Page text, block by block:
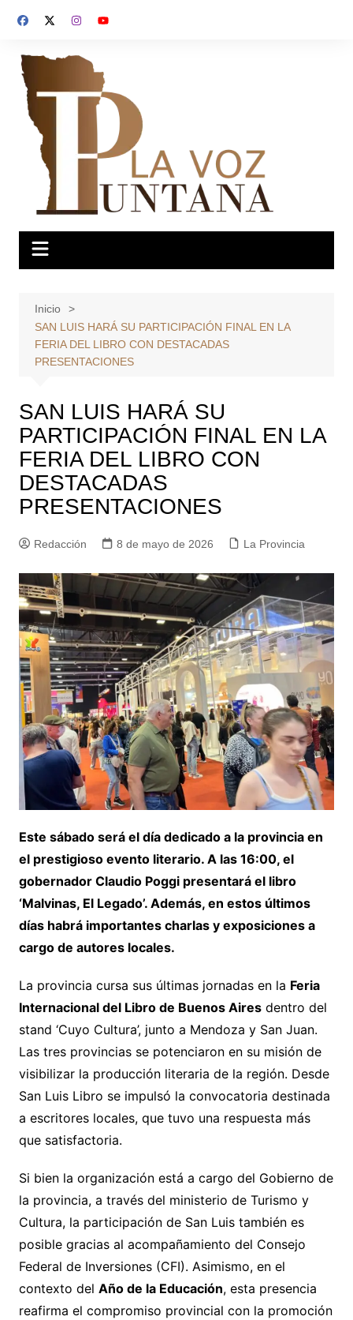
Inicio
SAN LUIS HARÁ SU PARTICIPACIÓN FINAL EN LA
FERIA DEL LIBRO CON DESTACADAS
PRESENTACIONES
SAN LUIS HARÁ SU
PARTICIPACIÓN FINAL EN LA
FERIA DEL LIBRO CON
DESTACADAS
PRESENTACIONES
Redacción 8 de mayo de 2026 La Provincia
Este sábado será el día dedicado a la provincia en
el prestigioso evento literario. A las 16:00, el
gobernador Claudio Poggi presentará el libro
‘Malvinas, El Legado’. Además, en estos últimos
días habrá importantes charlas y exposiciones a
cargo de autores locales.
La provincia cursa sus últimas jornadas en la Feria
Internacional del Libro de Buenos Airesdentro del
stand ‘Cuyo Cultura’, junto a Mendoza y San Juan.
Las tres provincias se potenciaron en su misión de
visibilizar la producción literaria de la región. Desde
San Luis Libro se impulsó la convocatoria destinada
a escritores locales, que tuvo una respuesta más
que satisfactoria.
Si bien la organización está a cargo del Gobierno de
la provincia, a través del ministerio de Turismo y
Cultura, la participación de San Luis también es
posible gracias al acompañamiento del Consejo
Federal de Inversiones (CFI). Asimismo, en el
contexto del Año de la Educación, esta presencia
reafirma el compromiso provincial con la promoción